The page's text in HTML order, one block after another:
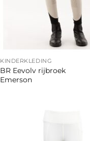
KINDERKLEDING
BR Eevolv rijbroek
Emerson